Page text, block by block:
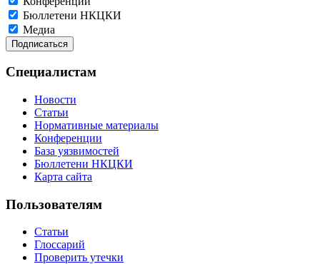
Бюллетени НКЦКИ
Медиа
Специалистам
Новости
Статьи
Нормативные материалы
Конференции
База уязвимостей
Бюллетени НКЦКИ
Карта сайта
Пользователям
Статьи
Глоссарий
Проверить утечки